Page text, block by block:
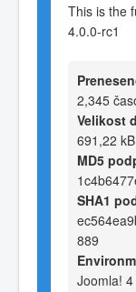
This is the
4.0.0-rc1
2,345
Velikost
691,22 kB
MD5
SHA1
889
Joomla!